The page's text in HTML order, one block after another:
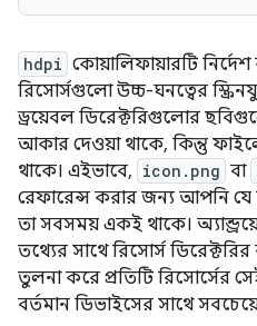
hdpi কোয়ালিফায়ারটি
রিসোর্সগুলো উচ্চ-ঘনত্বের
ড্রয়েবল ডিরেক্টরিগুলোর
আকার দেওয়া থাকে, কিন্তু
থাকে। এইভাবে, icon.png বা
রেফারেন্স করার জন্য আপনি
তা সবসময় একই থাকে।
তথ্যের সাথে রিসোর্স
তুলনা করে প্রতিটি রিসোর্সের
বর্তমান ডিভাইসের সাথে